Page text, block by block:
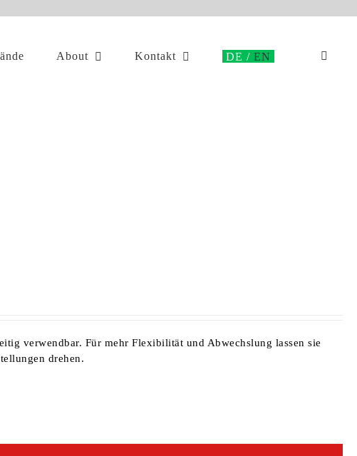
About Kontakt
verwendbar. Für mehr Flexibilität und Abwechslung lassen sie
drehen.